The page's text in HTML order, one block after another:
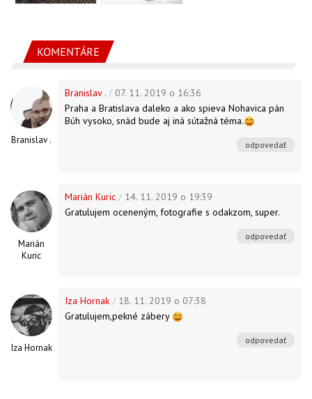
KOMENTÁRE
Branislav .
Branislav . / 07. 11. 2019 o 16:36
Praha a Bratislava daleko a ako spieva Nohavica pán
Búh vysoko, snád bude aj iná sútažná téma.
odpovedať
Marián
Kuric
Marián Kuric / 14. 11. 2019 o 19:39
Gratulujem oceneným, fotografie s odakzom, super.
odpovedať
Iza Hornak
Iza Hornak / 18. 11. 2019 o 07:38
Gratulujem,pekné zábery
odpovedať